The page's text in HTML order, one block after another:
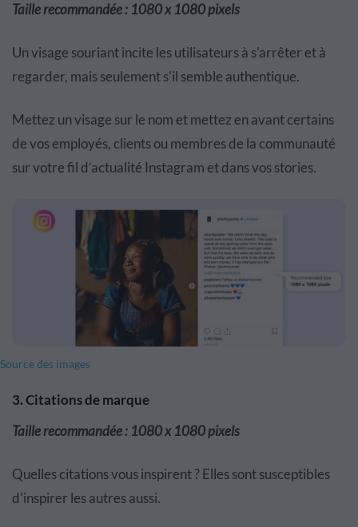
Taille recommandée : 1080 x 1080 pixels
Un visage souriant incite les utilisateurs à s'arrêter et à
regarder, mais seulement s'il semble authentique.
Mettez un visage sur le nom et mettez en avant certains
de vos employés, clients ou membres de la communauté
sur votre fil d’actualité Instagram et dans vos stories.
Source des images
3. Citations de marque
Taille recommandée : 1080 x 1080 pixels
Quelles citations vous inspirent ? Elles sont susceptibles
d'inspirer les autres aussi.